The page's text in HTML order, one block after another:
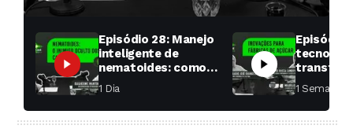
Episódio 28: Manejo
inteligente de
nematoides: como
aumentar a
produtividade das
soqueiras?
1 Dia ⁮
Episódio
fábricas
1 Semana ⁮